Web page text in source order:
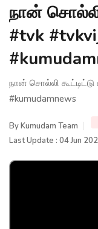
நான் சொல்லி
#tvk
நான் சொல்லி
#kumudamnews
ByKumudam Team
Last Update : 04 Jun